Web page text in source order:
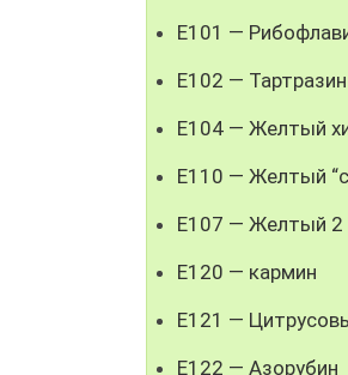
E101 —
E102 — Тартразин
E104 — Желтый
E110 — Желтый
E107 — Желтый 2
E120 — кармин
E121 —
E122 — Азорубин